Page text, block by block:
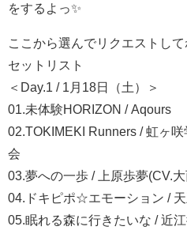
をするよっ✨
ここから選んでリクエストして
セットリスト
＜Day.1 / 1月18日（土）＞
01.未体験HORIZON / Aqours
02.TOKIMEKI Runners / 虹ヶ
会
03.夢への一歩 / 上原歩夢(CV.
04.ドキピポ☆エモーション /
05.眠れる森に行きたいな / 近